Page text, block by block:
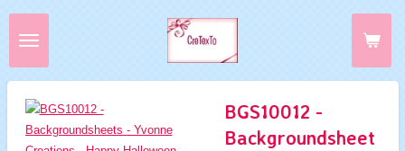
Ga
direct
de
hoofdinhoud
BGS10012 -
Backgroundsheet